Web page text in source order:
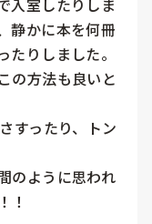
入室したりしま
静かに本を何冊
りしました。
の方法も良いと
すったり、トン
のように思われ
！